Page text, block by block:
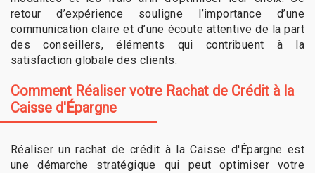
retour d’expérience souligne l’importance d’une
communication claire et d’une écoute attentive de la part
des conseillers, éléments qui contribuent à la
satisfaction globale des clients.
Comment Réaliser votre Rachat de Crédit à la
Caisse d'Épargne
Réaliser un rachat de crédit à la Caisse d'Épargne est
une démarche stratégique qui peut optimiser votre